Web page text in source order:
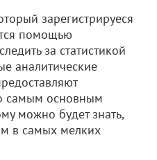
зарегистрируеся
помощью
за статистикой
аналитические
самым основным
можно будет знать,
в самых мелких